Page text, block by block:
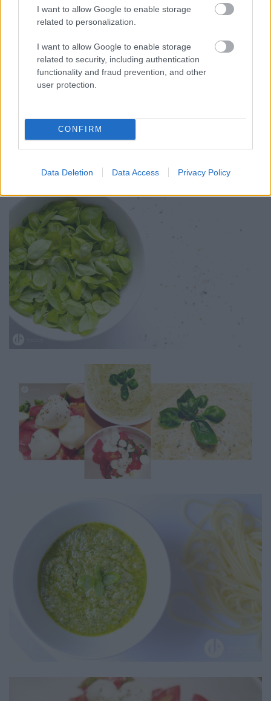
I want to allow Google to enable storage
related to personalization.
I want to allow Google to enable storage
related to security, including authentication
functionality and fraud prevention, and other
user protection.
CONFIRM
Data Deletion Data Access Privacy Policy